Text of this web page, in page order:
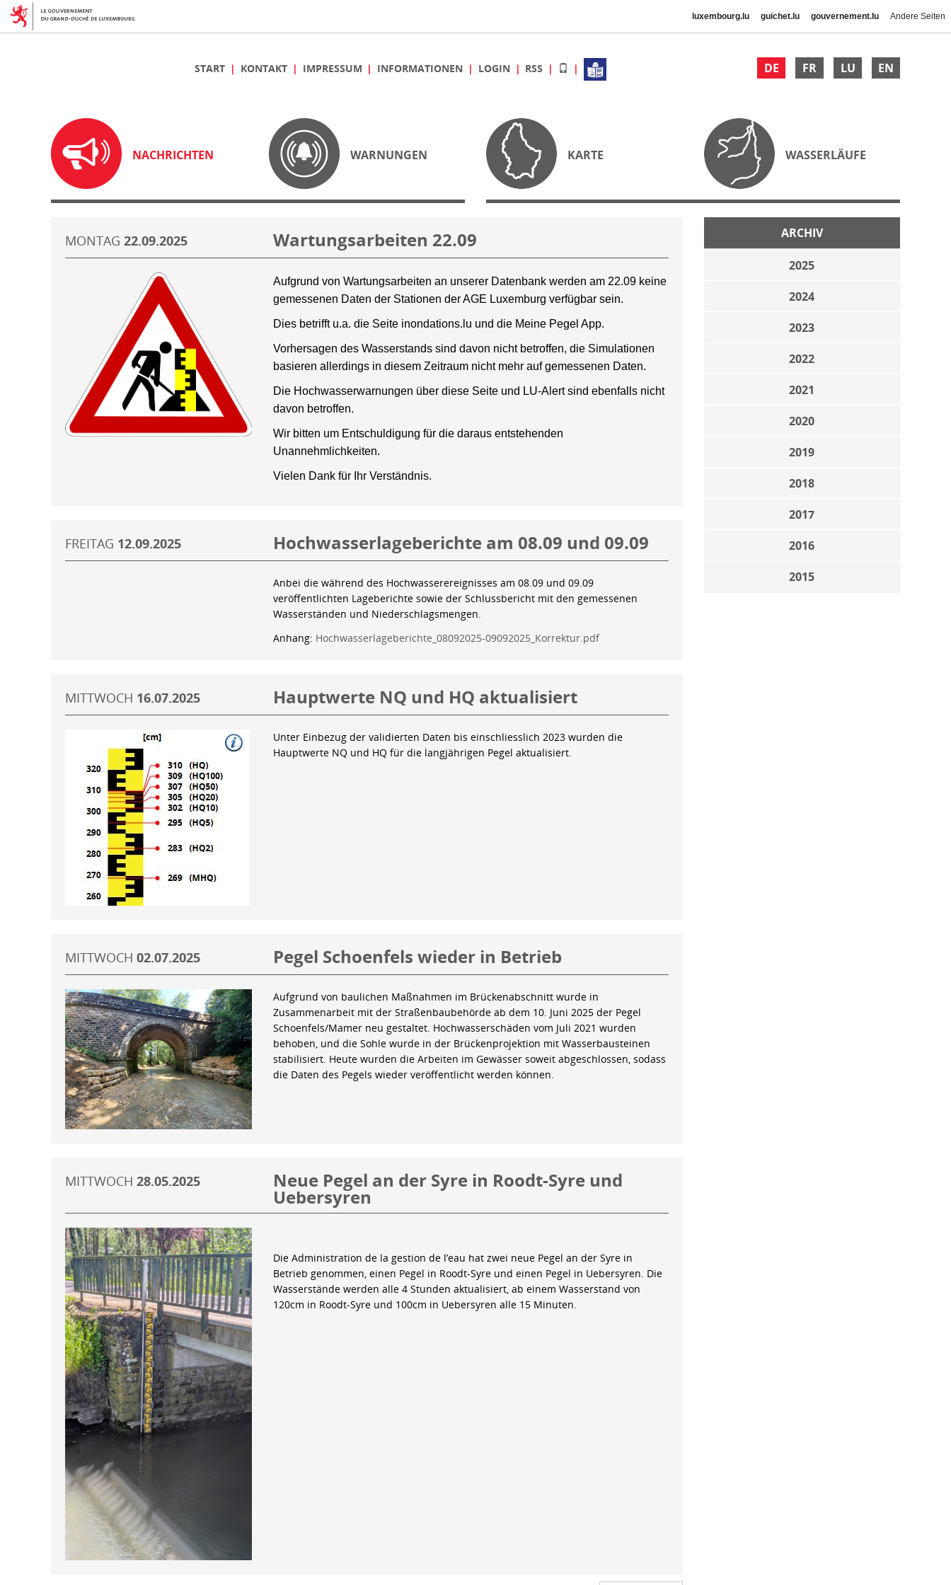
luxembourg.lu guichet.lu gouvernement.lu Andere Seiten
DE FR LU EN
START KONTAKT IMPRESSUM INFORMATIONEN LOGIN RSS
NACHRICHTEN WARNUNGEN KARTE WASSERLÄUFE
ARCHIV
2025
2024
2023
2022
2021
2020
2019
2018
2017
2016
2015
MONTAG 22.09.2025 Wartungsarbeiten 22.09
Aufgrund von Wartungsarbeiten an unserer Datenbank werden am 22.09 keine
gemessenen Daten der Stationen der AGE Luxemburg verfügbar sein.
Dies betrifft u.a. die Seite inondations.lu und die Meine Pegel App.
Vorhersagen des Wasserstands sind davon nicht betroffen, die Simulationen
basieren allerdings in diesem Zeitraum nicht mehr auf gemessenen Daten.
Die Hochwasserwarnungen über diese Seite und LU-Alert sind ebenfalls nicht
davon betroffen.
Wir bitten um Entschuldigung für die daraus entstehenden
Unannehmlichkeiten.
Vielen Dank für Ihr Verständnis.
FREITAG 12.09.2025 Hochwasserlageberichte am 08.09 und 09.09
Anbei die während des Hochwasserereignisses am 08.09 und 09.09
veröffentlichten Lageberichte sowie der Schlussbericht mit den gemessenen
Wasserständen und Niederschlagsmengen.
Anhang: Hochwasserlageberichte_08092025-09092025_Korrektur.pdf
MITTWOCH 16.07.2025 Hauptwerte NQ und HQ aktualisiert
Unter Einbezug der validierten Daten bis einschliesslich 2023 wurden die
Hauptwerte NQ und HQ für die langjährigen Pegel aktualisiert.
MITTWOCH 02.07.2025 Pegel Schoenfels wieder in Betrieb
Aufgrund von baulichen Maßnahmen im Brückenabschnitt wurde in
Zusammenarbeit mit der Straßenbaubehörde ab dem 10. Juni 2025 der Pegel
Schoenfels/Mamer neu gestaltet. Hochwasserschäden vom Juli 2021 wurden
behoben, und die Sohle wurde in der Brückenprojektion mit Wasserbausteinen
stabilisiert. Heute wurden die Arbeiten im Gewässer soweit abgeschlossen, sodass
die Daten des Pegels wieder veröffentlicht werden können.
MITTWOCH 28.05.2025 Neue Pegel an der Syre in Roodt-Syre und
Uebersyren
Die Administration de la gestion de l’eau hat zwei neue Pegel an der Syre in
Betrieb genommen, einen Pegel in Roodt-Syre und einen Pegel in Uebersyren. Die
Wasserstände werden alle 4 Stunden aktualisiert, ab einem Wasserstand von
120cm in Roodt-Syre und 100cm in Uebersyren alle 15 Minuten.